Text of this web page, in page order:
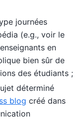
journées
(e.g., voir le
en
bien sûr de
des étudiants ;
déterminé
blog créé dans